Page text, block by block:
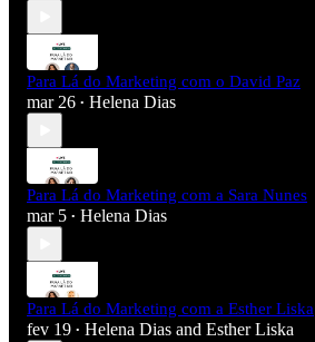
Para Lá do Marketing com o David Paz
mar 26 • Helena Dias
Para Lá do Marketing com a Sara Nunes
mar 5 • Helena Dias
Para Lá do Marketing com a Esther Liska
fev 19 • Helena Dias and Esther Liska